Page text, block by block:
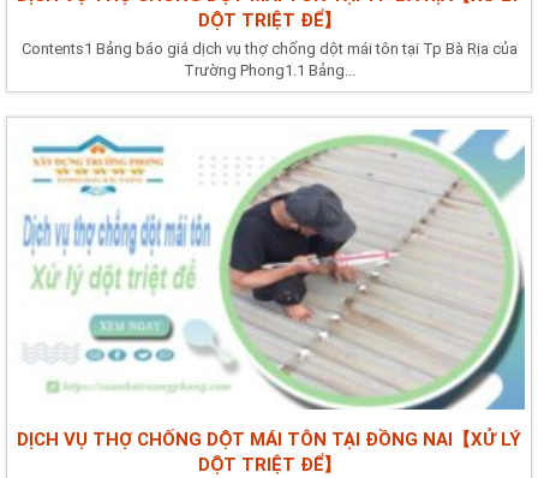
DỘT TRIỆT ĐỂ】
Contents1 Bảng báo giá dịch vụ thợ chống dột mái tôn tại Tp Bà Rịa của
Trường Phong1.1 Bảng...
DỊCH VỤ THỢ CHỐNG DỘT MÁI TÔN TẠI ĐỒNG NAI【XỬ LÝ
DỘT TRIỆT ĐỂ】